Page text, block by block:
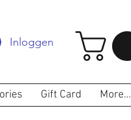
Inloggen
Gift Card More...